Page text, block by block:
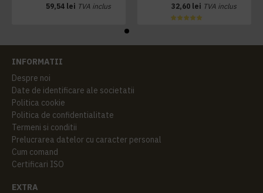
59,54 lei TVA inclus
32,60 lei TVA inclus
INFORMATII
Despre noi
Date de identificare ale societatii
Politica cookie
Politica de confidentialitate
Termeni si conditii
Prelucrarea datelor cu caracter personal
Cum comand
Certificari ISO
EXTRA